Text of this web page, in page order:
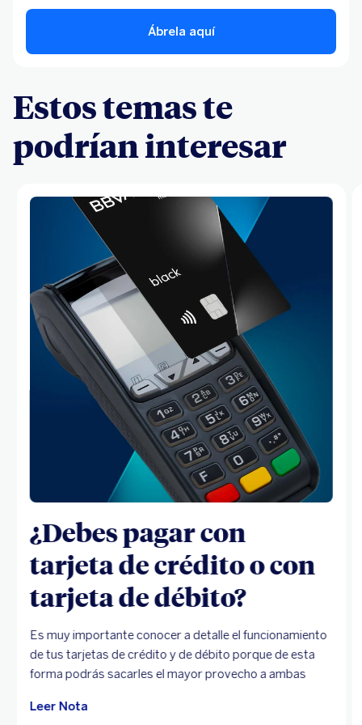
Ábrela aquí
Estos temas te
podrían interesar
¿Debes pagar con
tarjeta de crédito o con
tarjeta de débito?
Es muy importante conocer a detalle el funcionamiento
de tus tarjetas de crédito y de débito porque de esta
forma podrás sacarles el mayor provecho a ambas
Leer Nota